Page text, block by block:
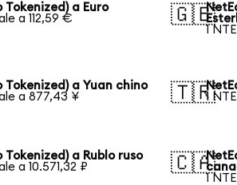
Tokenized) a Euro
a 112,59 €
🇬🇧
1
Tokenized) a Yuan chino
a 877,43 ¥
🇹🇷
1
Tokenized) a Rublo ruso
a 10.571,32 ₽
🇨🇦
1